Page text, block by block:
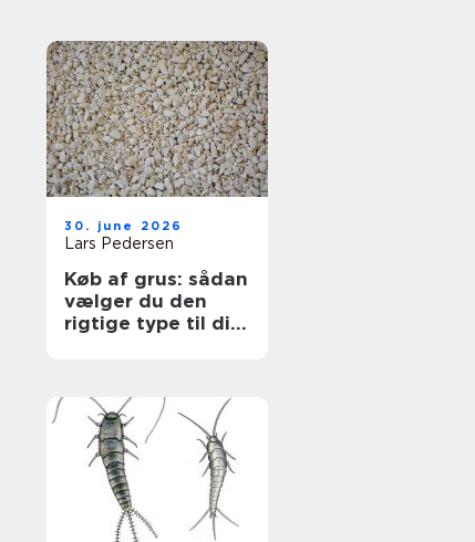
30. june 2026
Lars Pedersen
Køb af grus: sådan
vælger du den
rigtige type til dit